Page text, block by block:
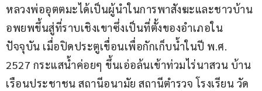
หลวงพ่ออุตตมะได้เป็นผู้นำในการพาสังฆะและชาวบ้าน
อพยพขึ้นสู่ที่ราบเชิงเขาซึ่งเป็นที่ตั้งของอำเภอใน
ปัจจุบัน เมื่อปิดประตูเขื่อนเพื่อกักเก็บน้ำในปี พ.ศ.
2527 กระแสน้ำค่อยๆ ขึ้นเอ่อล้นเข้าท่วมไร่นาสวน บ้าน
เรือนประชาชน สถานีอนามัย สถานีตำรวจ โรงเรียน วัด